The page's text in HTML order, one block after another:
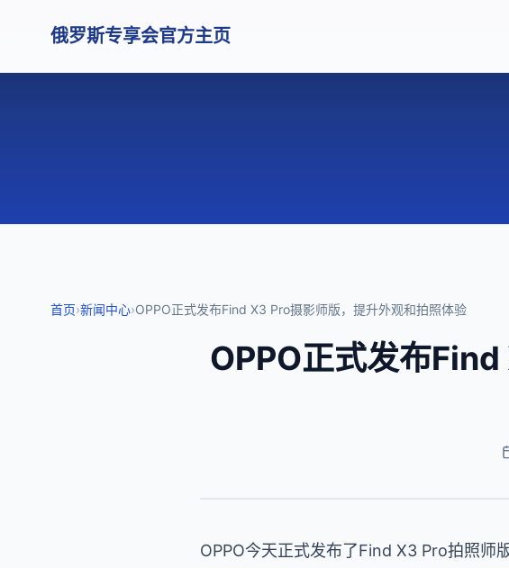
俄罗斯专享会官方主页
首页›新闻中心›OPPO正式发布Find X3 Pro摄影师版，提升外观和拍照体验
OPPO正式发布
OPPO今天正式发布了Find X3 Pro拍照师